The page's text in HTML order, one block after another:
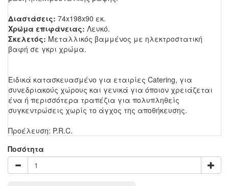
Διαστάσεις: 74x198x90 εκ.
Χρώμα επιφάνειας: Λευκό.
Σκελετός: Μεταλλικός βαμμένος με ηλεκτροστατική
βαφή σε γκρι χρώμα.
Ειδικά κατασκευασμένο για εταιρίες Catering, για
συνεδριακούς χώρους και γενικά για όποιον χρειάζεται
ένα ή περισσότερα τραπέζια για πολυπληθείς
συγκεντρώσεις χωρίς το άγχος της αποθήκευσης.
Προέλευση: P.R.C.
Ποσότητα